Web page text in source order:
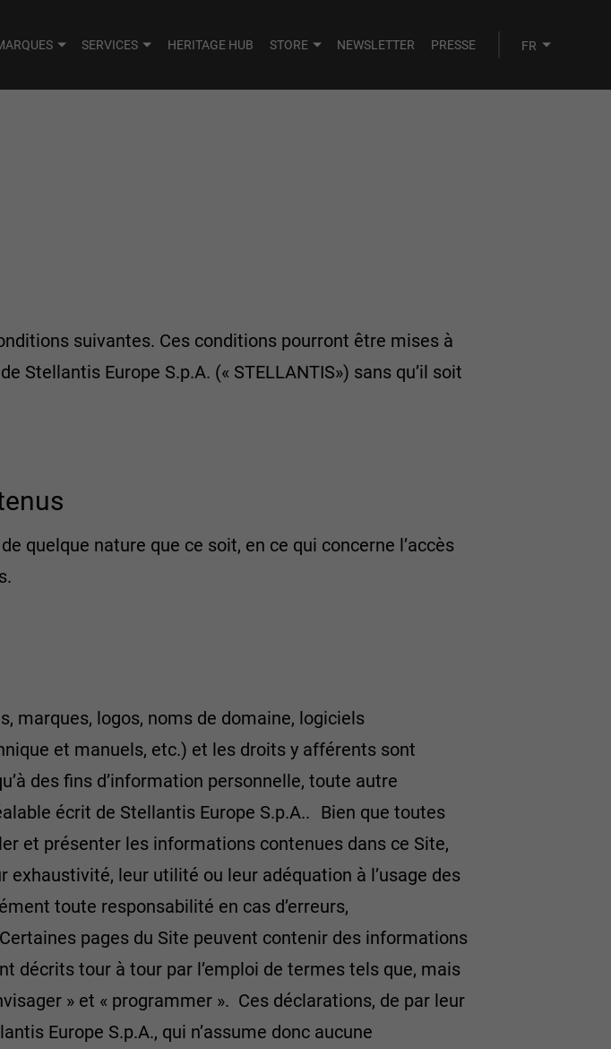
SERVICES HERITAGE HUB STORE NEWSLETTER PRESSE
suivantes. Ces conditions pourront être mises à
Europe S.p.A. (« STELLANTIS») sans qu’il soit
quelque nature que ce soit, en ce qui concerne l’accès
marques, logos, noms de domaine, logiciels
et manuels, etc.) et les droits y afférents sont
des fins d’information personnelle, toute autre
écrit de Stellantis Europe S.p.A.. Bien que toutes
et présenter les informations contenues dans ce Site,
exhaustivité, leur utilité ou leur adéquation à l’usage des
toute responsabilité en cas d’erreurs,
pages du Site peuvent contenir des informations
décrits tour à tour par l’emploi de termes tels que, mais
» et « programmer ». Ces déclarations, de par leur
Europe S.p.A., qui n’assume donc aucune